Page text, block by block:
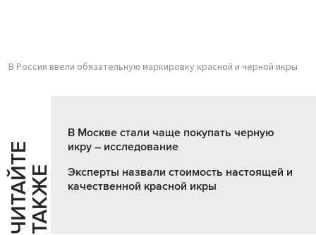
В России ввели обязательную маркировку красной и черной икры
Ч
И
Т
АЙ
Т
Е
Т
А
К
ЖЕ
В Москве стали чаще покупать черную
икру – исследование
Эксперты назвали стоимость настоящей и
качественной красной икры